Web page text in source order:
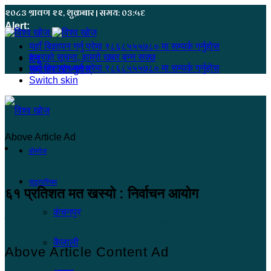
२०८३ श्रावण २२, शुक्रबार | समय: ०३:५६
Alert:
यहाँ बिज्ञापन गर्नु परेमा ९८६८५५५७८० मा सम्पर्क गर्नुहोस
हजुरको सूचना, हाम्रो खबर बन्न सक्छ
यहाँ बिज्ञापन गर्नु परेमा ९८६८५५५७८० मा सम्पर्क गर्नुहोस
मेनू
समाचार खोज्नुहोस्
Switch skin
होमपेज
सुदूरपश्चिम
कंचनपुर
कैलाली
Above Article Ad
६१ प्रतिशत मत खस्यो : निर्वाचन आयोग
२०७९ मंसिर ४, आईतवार ०९:०७
Above Article Content Ad